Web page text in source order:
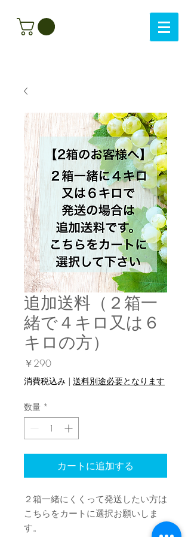
追加送料（２箱一
緒で４キロ又は６
キロの方）
￥290価
格
消費税込み | 送料別途必要となります
数量 *
カートに追加する
２箱一緒にくくって発送したい方は
こちらをカートに選択お願いしま
す。